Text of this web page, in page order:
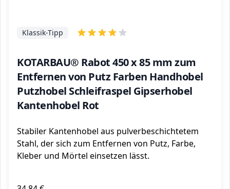
KOTARBAU® Rabot 450 x 85 mm zum
Entfernen von Putz Farben Handhobel
Putzhobel Schleifraspel Gipserhobel
Kantenhobel Rot
Klassik-Tipp
Stabiler Kantenhobel aus pulverbeschichtetem
Stahl, der sich zum Entfernen von Putz, Farbe,
Kleber und Mörtel einsetzen lässt.